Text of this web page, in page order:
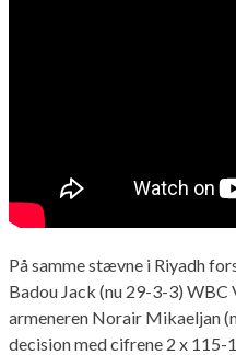
På samme stævne i Riyadh
Badou Jack (nu 29-3-3)
armeneren Norair Mikaeljan
decision med cifrene 2 x 115-